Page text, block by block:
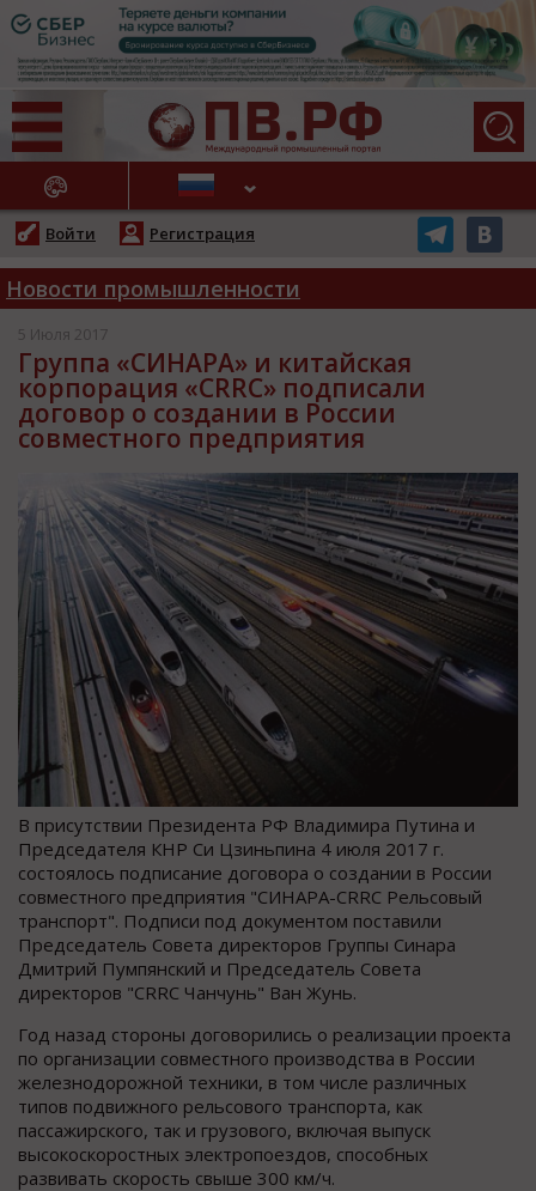
НОВОСТИ
Войти Регистрация
Новости промышленности
5 Июля 2017
Группа «СИНАРА» и китайская
корпорация «CRRC» подписали
договор о создании в России
совместного предприятия
В присутствии Президента РФ Владимира Путина и
Председателя КНР Си Цзиньпина 4 июля 2017 г.
состоялось подписание договора о создании в России
совместного предприятия "СИНАРА-CRRC Рельсовый
транспорт". Подписи под документом поставили
Председатель Совета директоров Группы Синара
Дмитрий Пумпянский и Председатель Совета
директоров "CRRC Чанчунь" Ван Жунь.
Год назад стороны договорились о реализации проекта
по организации совместного производства в России
железнодорожной техники, в том числе различных
типов подвижного рельсового транспорта, как
пассажирского, так и грузового, включая выпуск
высокоскоростных электропоездов, способных
развивать скорость свыше 300 км/ч.